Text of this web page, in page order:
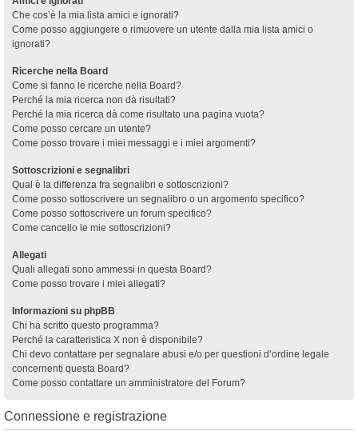
Che cos’è la mia lista amici e ignorati?
Come posso aggiungere o rimuovere un utente dalla mia lista amici o
ignorati?
Ricerche nella Board
Come si fanno le ricerche nella Board?
Perché la mia ricerca non dà risultati?
Perché la mia ricerca dà come risultato una pagina vuota?
Come posso cercare un utente?
Come posso trovare i miei messaggi e i miei argomenti?
Sottoscrizioni e segnalibri
Qual è la differenza fra segnalibri e sottoscrizioni?
Come posso sottoscrivere un segnalibro o un argomento specifico?
Come posso sottoscrivere un forum specifico?
Come cancello le mie sottoscrizioni?
Allegati
Quali allegati sono ammessi in questa Board?
Come posso trovare i miei allegati?
Informazioni su phpBB
Chi ha scritto questo programma?
Perché la caratteristica X non è disponibile?
Chi devo contattare per segnalare abusi e/o per questioni d’ordine legale
concernenti questa Board?
Come posso contattare un amministratore del Forum?
Connessione e registrazione